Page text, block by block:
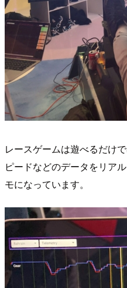
レースゲームは遊べるだけ
ピードなどのデータをリア
モになっています。